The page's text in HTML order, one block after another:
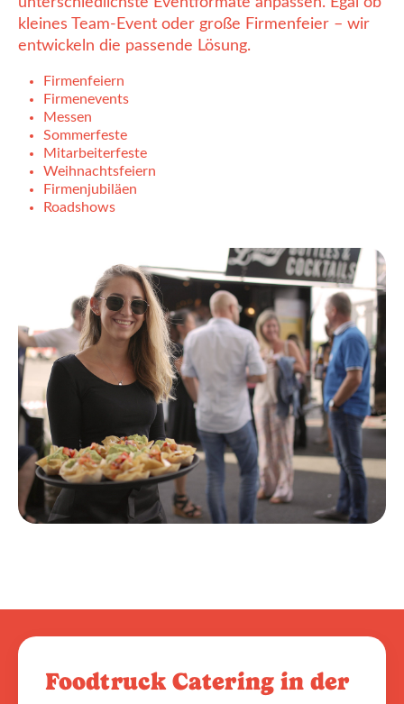
kleines Team-Event oder große Firmenfeier – wir
entwickeln die passende Lösung.
Firmenfeiern
Firmenevents
Messen
Sommerfeste
Mitarbeiterfeste
Weihnachtsfeiern
Firmenjubiläen
Roadshows
Foodtruck Catering in der